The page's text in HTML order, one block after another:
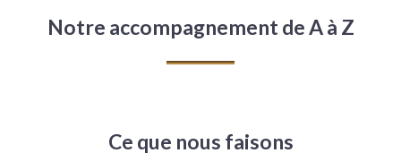
Notre accompagnement de A à Z
Ce que nous faisons